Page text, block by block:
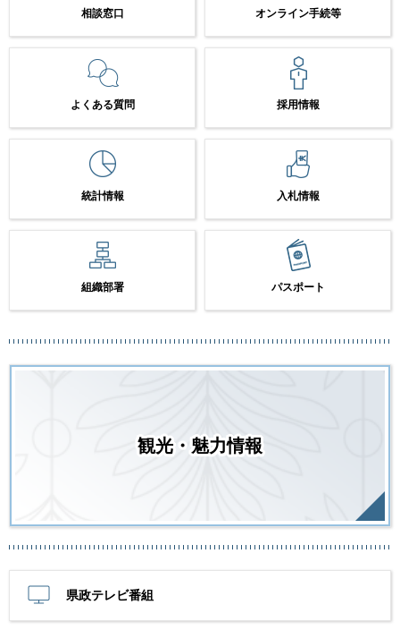
相談窓口 オンライン手続等
よくある質問 採用情報
統計情報 入札情報
組織部署 パスポート
観光・魅力情報
県政テレビ番組